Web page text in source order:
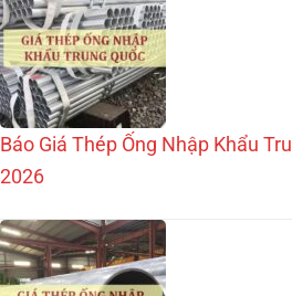
Báo Giá Thép Ống Nhập Khẩu
2026